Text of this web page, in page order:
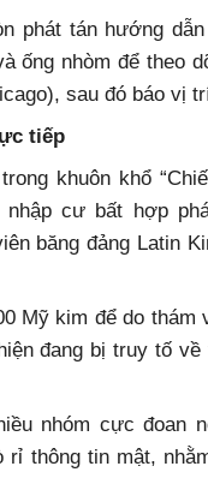
phát tán hướng
ống nhòm để theo
sau đó báo vị
tiếp
khuôn khổ
cư bất hợp
băng đảng Latin
Mỹ kim để do thám
đang bị truy tố
nhóm cực đoan
thông tin mật,